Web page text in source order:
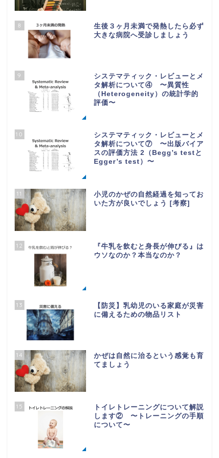
8
生後３ヶ月未満で発熱したら必ず
大きな病院へ受診しましょう
9
システマティック・レビューとメ
タ解析について④ 〜異質性
（Heterogeneity）の統計学的
評価〜
10
システマティック・レビューとメ
タ解析について⑦ 〜出版バイア
スの評価方法 2（Begg’s testと
Egger’s test）〜
11
小児のかぜの自然経過を知ってお
いた方が良いでしょう [考察]
12
『牛乳を飲むと身長が伸びる』は
ウソなのか？本当なのか？
13
【防災】乳幼児のいる家庭が災害
に備えるための物品リスト
14
かぜは自然に治るという感覚も育
てましょう
15
トイレトレーニングについて解説
します② 〜トレーニングの手順
について〜